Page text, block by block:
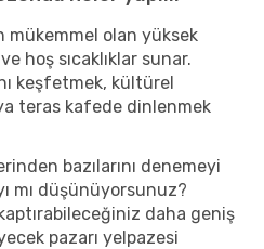
mükemmel olan yüksek
hoş sıcaklıklar sunar.
keşfetmek, kültürel
teras kafede dinlenmek
bazılarını denemeyi
mı düşünüyorsunuz?
daha geniş
pazarı yelpazesi